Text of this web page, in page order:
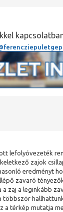
lefolyóvezeték
zajok
eredményt
zavaró
a zaj a leginkább
többször
a térkép mutatja